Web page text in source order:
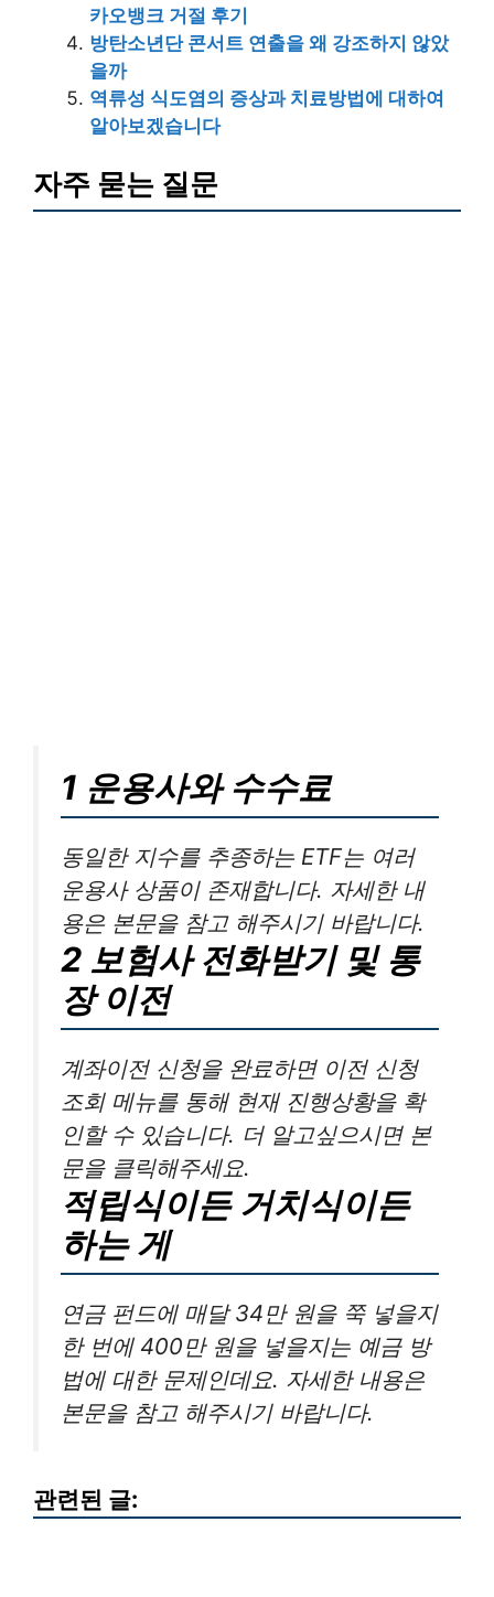
카오뱅크 거절 후기
방탄소년단 콘서트 연출을 왜 강조하지 않았
을까
역류성 식도염의 증상과 치료방법에 대하여
알아보겠습니다
자주 묻는 질문
1 운용사와 수수료
동일한 지수를 추종하는 ETF는 여러
운용사 상품이 존재합니다. 자세한 내
용은 본문을 참고 해주시기 바랍니다.
2 보험사 전화받기 및 통
장 이전
계좌이전 신청을 완료하면 이전 신청
조회 메뉴를 통해 현재 진행상황을 확
인할 수 있습니다. 더 알고싶으시면 본
문을 클릭해주세요.
적립식이든 거치식이든
하는 게
연금 펀드에 매달 34만 원을 쭉 넣을지
한 번에 400만 원을 넣을지는 예금 방
법에 대한 문제인데요. 자세한 내용은
본문을 참고 해주시기 바랍니다.
관련된 글: